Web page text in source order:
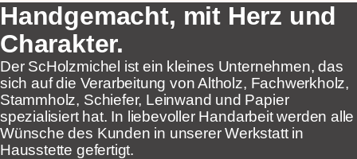
Handgemacht, mit Herz und
Charakter.
Der ScHolzmichel ist ein kleines Unternehmen, das
sich auf die Verarbeitung von Altholz, Fachwerkholz,
Stammholz, Schiefer, Leinwand und Papier
spezialisiert hat. In liebevoller Handarbeit werden alle
Wünsche des Kunden in unserer Werkstatt in
Hausstette gefertigt.